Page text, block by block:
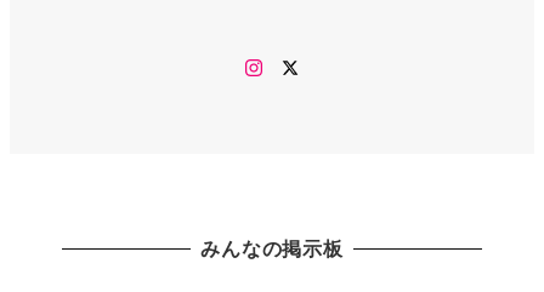
Instagram
みんなの掲示板